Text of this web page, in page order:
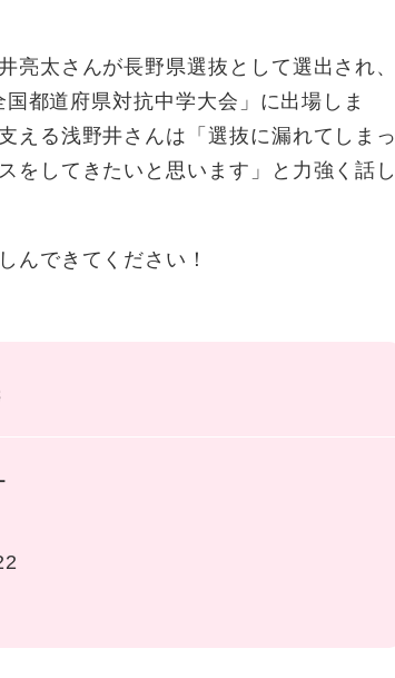
太さんが長野県選抜として選出され、
都道府県対抗中学大会」に出場しま
える浅野井さんは「選抜に漏れてしまっ
をしてきたいと思います」と力強く話し
んできてください！